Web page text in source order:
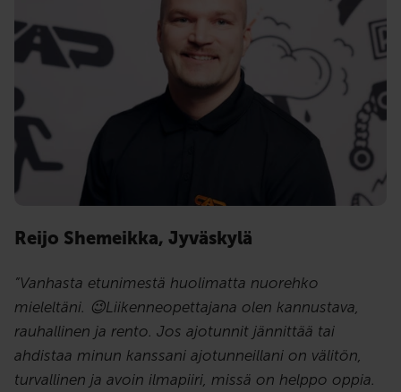
Reijo Shemeikka, Jyväskylä
”Vanhasta etunimestä huolimatta nuorehko
mieleltäni. 😉Liikenneopettajana olen kannustava,
rauhallinen ja rento. Jos ajotunnit jännittää tai
ahdistaa minun kanssani ajotunneillani on välitön,
turvallinen ja avoin ilmapiiri, missä on helppo oppia.